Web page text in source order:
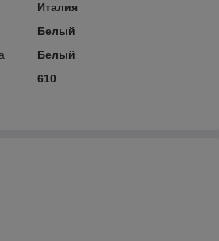
Италия
Белый
Белый
610